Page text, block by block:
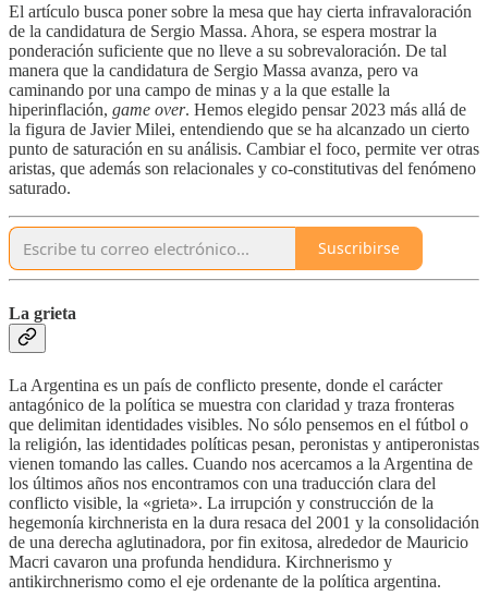
El artículo busca poner sobre la mesa que hay cierta infravaloración
de la candidatura de Sergio Massa. Ahora, se espera mostrar la
ponderación suficiente que no lleve a su sobrevaloración. De tal
manera que la candidatura de Sergio Massa avanza, pero va
caminando por una campo de minas y a la que estalle la
hiperinflación, game over. Hemos elegido pensar 2023 más allá de
la figura de Javier Milei, entendiendo que se ha alcanzado un cierto
punto de saturación en su análisis. Cambiar el foco, permite ver otras
aristas, que además son relacionales y co-constitutivas del fenómeno
saturado.
Suscribirse
La grieta
La Argentina es un país de conflicto presente, donde el carácter
antagónico de la política se muestra con claridad y traza fronteras
que delimitan identidades visibles. No sólo pensemos en el fútbol o
la religión, las identidades políticas pesan, peronistas y antiperonistas
vienen tomando las calles. Cuando nos acercamos a la Argentina de
los últimos años nos encontramos con una traducción clara del
conflicto visible, la «grieta». La irrupción y construcción de la
hegemonía kirchnerista en la dura resaca del 2001 y la consolidación
de una derecha aglutinadora, por fin exitosa, alrededor de Mauricio
Macri cavaron una profunda hendidura. Kirchnerismo y
antikirchnerismo como el eje ordenante de la política argentina.